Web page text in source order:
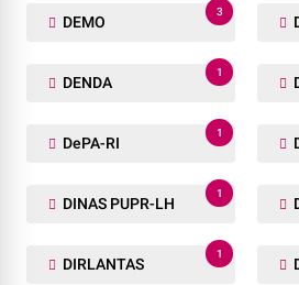
DEMO
3
DENDA
1
DePA-RI
1
DINAS PUPR-LH
1
DIRLANTAS
1